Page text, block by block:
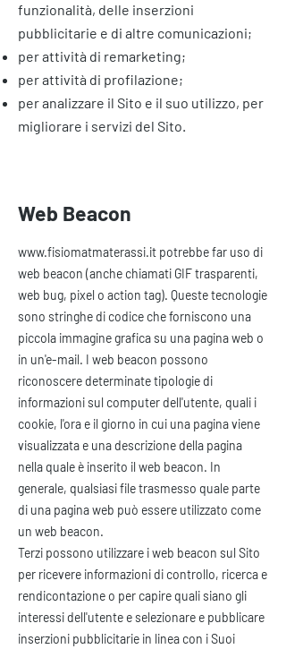
funzionalità, delle inserzioni
pubblicitarie e di altre comunicazioni;
per attività di remarketing;
per attività di profilazione;
per analizzare il Sito e il suo utilizzo, per
migliorare i servizi del Sito.
Web Beacon
www.fisiomatmaterassi.it potrebbe far uso di
web beacon (anche chiamati GIF trasparenti,
web bug, pixel o action tag). Queste tecnologie
sono stringhe di codice che forniscono una
piccola immagine grafica su una pagina web o
in un'e-mail. I web beacon possono
riconoscere determinate tipologie di
informazioni sul computer dell'utente, quali i
cookie, l'ora e il giorno in cui una pagina viene
visualizzata e una descrizione della pagina
nella quale è inserito il web beacon. In
generale, qualsiasi file trasmesso quale parte
di una pagina web può essere utilizzato come
un web beacon.
Terzi possono utilizzare i web beacon sul Sito
per ricevere informazioni di controllo, ricerca e
rendicontazione o per capire quali siano gli
interessi dell'utente e selezionare e pubblicare
inserzioni pubblicitarie in linea con i Suoi